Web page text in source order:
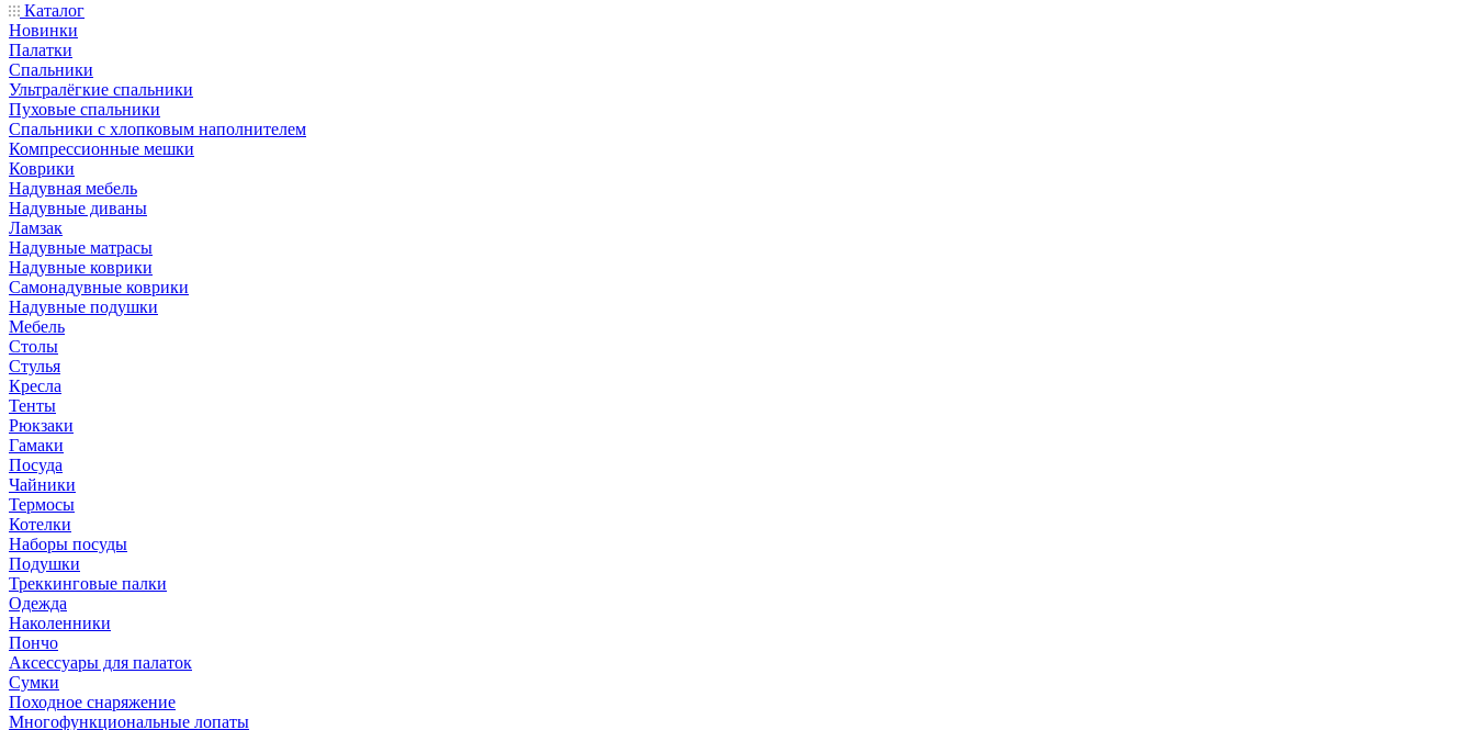
Каталог
Новинки
Палатки
Спальники
Ультралёгкие спальники
Пуховые спальники
Спальники с хлопковым наполнителем
Компрессионные мешки
Коврики
Надувная мебель
Надувные диваны
Ламзак
Надувные матрасы
Надувные коврики
Самонадувные коврики
Надувные подушки
Мебель
Столы
Стулья
Кресла
Тенты
Рюкзаки
Гамаки
Посуда
Чайники
Термосы
Котелки
Наборы посуды
Подушки
Треккинговые палки
Одежда
Наколенники
Пончо
Аксессуары для палаток
Сумки
Походное снаряжение
Многофункциональные лопаты